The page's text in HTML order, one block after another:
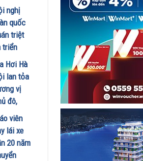
triển
tâm
-
thái
Vũng
2026
nghị
quốc
triệt
triển
thực
Nghị
Hội
Trung
2026
Hơi Hà
lan tỏa
vị
đô,
động
hè tại
Hồ Chí
viên
lái xe
20 năm